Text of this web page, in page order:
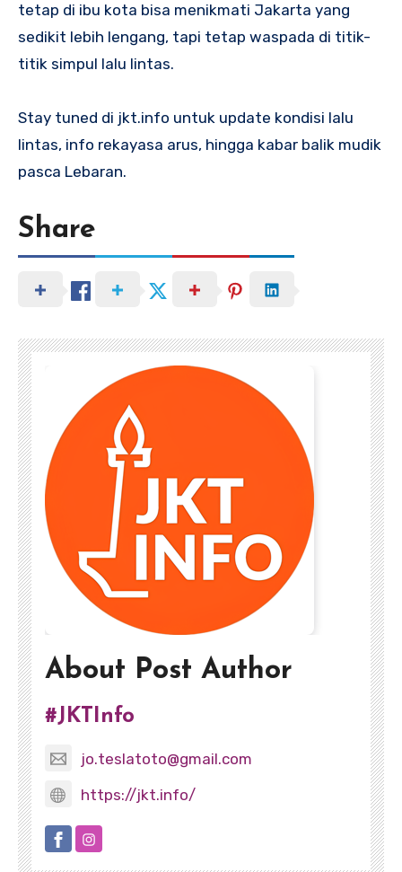
tetap di ibu kota bisa menikmati Jakarta yang
sedikit lebih lengang, tapi tetap waspada di titik-
titik simpul lalu lintas.
Stay tuned di jkt.info untuk update kondisi lalu
lintas, info rekayasa arus, hingga kabar balik mudik
pasca Lebaran.
Share
About Post Author
#JKTInfo
jo.teslatoto@gmail.com
https://jkt.info/